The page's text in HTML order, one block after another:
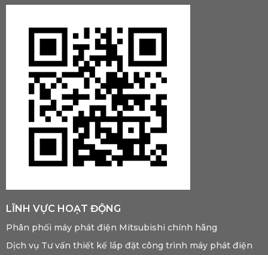
LĨNH VỰC HOẠT ĐỘNG
Phân phối máy phát điện Mitsubishi chính hãng
Dịch vụ Tư vấn thiết kế lắp đặt công trình máy phát điện